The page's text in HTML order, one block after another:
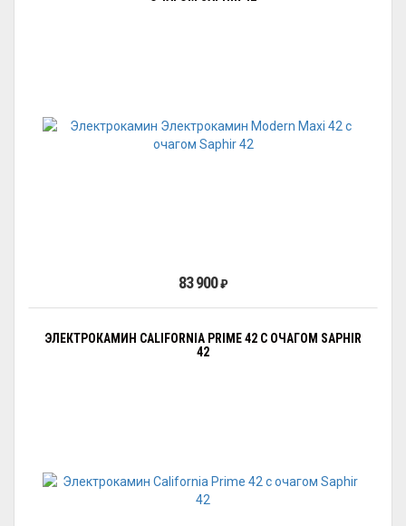
83 900₽
ЭЛЕКТРОКАМИН CALIFORNIA PRIME 42 С ОЧАГОМ SAPHIR
42